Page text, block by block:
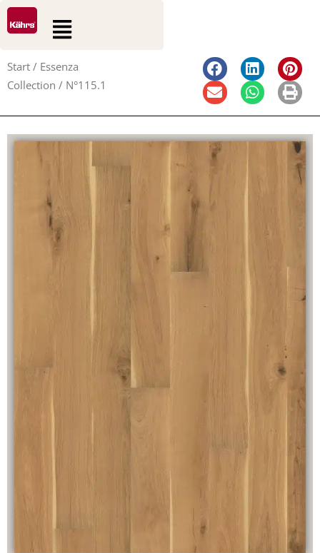
Zum
Inhalt
Suche
Flyout
Menu
Start / Essenza
Collection / N°115.1